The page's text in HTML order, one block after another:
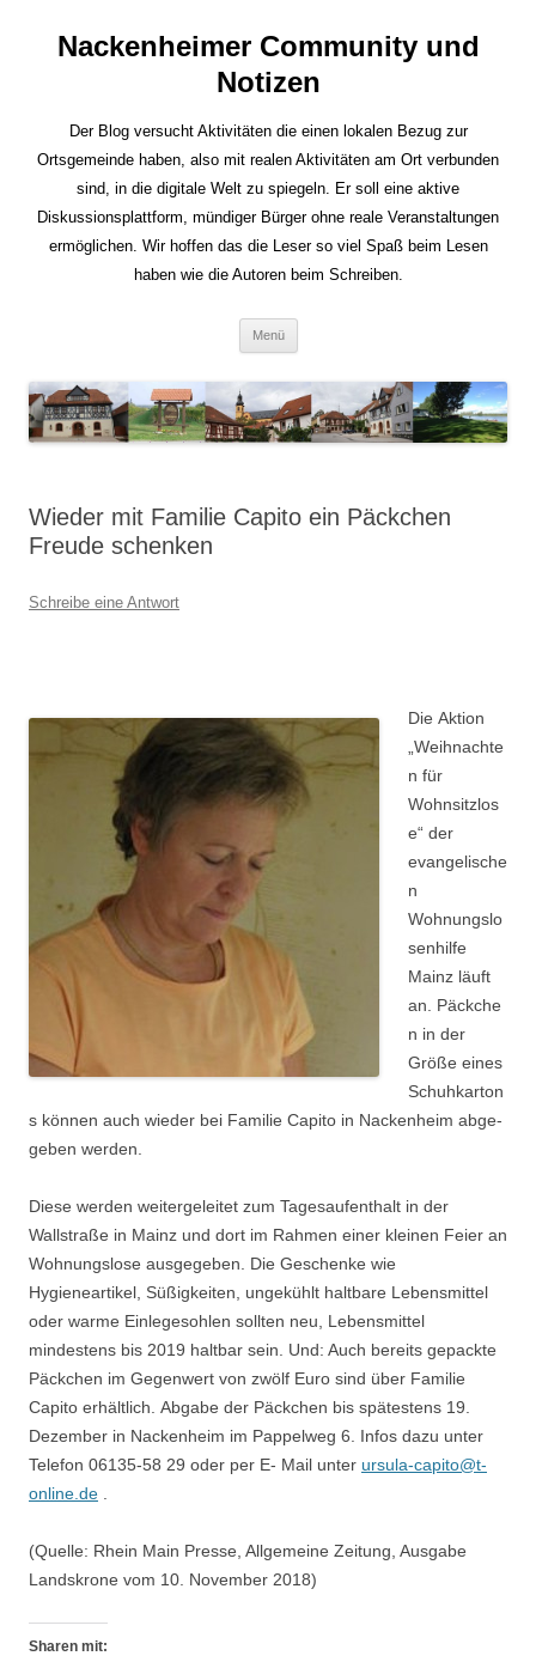
Nackenheimer Community und
Notizen
Der Blog versucht Aktivitäten die einen lokalen Bezug zur
Ortsgemeinde haben, also mit realen Aktivitäten am Ort verbunden
sind, in die digitale Welt zu spiegeln. Er soll eine aktive
Diskussionsplattform, mündiger Bürger ohne reale Veranstaltungen
ermöglichen. Wir hoffen das die Leser so viel Spaß beim Lesen
haben wie die Autoren beim Schreiben.
Menü
Wieder mit Familie Capito ein Päckchen
Freude schenken
Schreibe eine Antwort
Die Aktion
„Weihnachte
n für
Wohnsitzlos
e“ der
evangelische
n
Wohnungslo
senhilfe
Mainz läuft
an. Päckche
n in der
Größe eines
Schuhkarton
s können auch wieder bei Familie Capito in Nackenheim abge-
geben werden.
Diese werden weitergeleitet zum Tagesaufenthalt in der
Wallstraße in Mainz und dort im Rahmen einer kleinen Feier an
Wohnungslose ausgegeben. Die Geschenke wie
Hygieneartikel, Süßigkeiten, ungekühlt haltbare Lebensmittel
oder warme Einlegesohlen sollten neu, Lebensmittel
mindestens bis 2019 haltbar sein. Und: Auch bereits gepackte
Päckchen im Gegenwert von zwölf Euro sind über Familie
Capito erhältlich. Abgabe der Päckchen bis spätestens 19.
Dezember in Nackenheim im Pappelweg 6. Infos dazu unter
Telefon 06135-58 29 oder per E- Mail unter ursula-capito@t-
online.de
(Quelle: Rhein Main Presse, Allgemeine Zeitung, Ausgabe
Landskrone vom 10. November 2018)
Sharen mit: